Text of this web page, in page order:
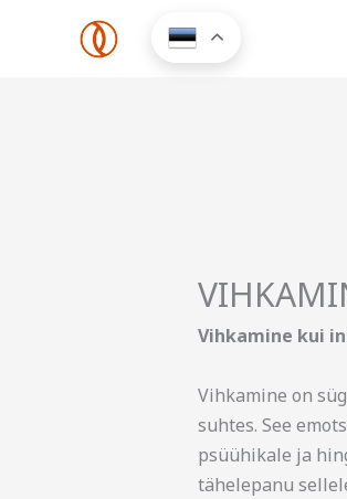
Vihkamine kui
Vihkamine on
suhtes. See
psüühikale ja
tähelepanu